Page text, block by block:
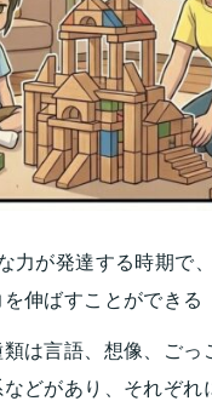
力が発達する時期で
伸ばすことができる
は言語、想像、ごっ
どがあり、それぞれ